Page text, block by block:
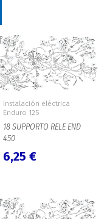
Instalación eléctrica
Enduro 125
18 SUPPORTO RELE END
450
6,25 €